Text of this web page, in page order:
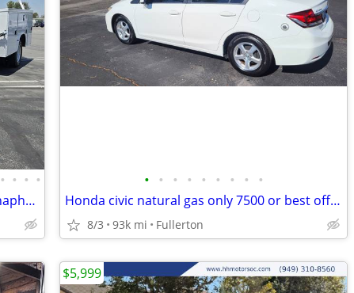
• • • •
2022 Ford F-350 Utility 6.7L Diesel, 9ft Knapheide bed,Ladder rack!
• • • • • • • • •
Honda civic natural gas only 7500 or best offer
8/3 93k mi Fullerton
$5,999